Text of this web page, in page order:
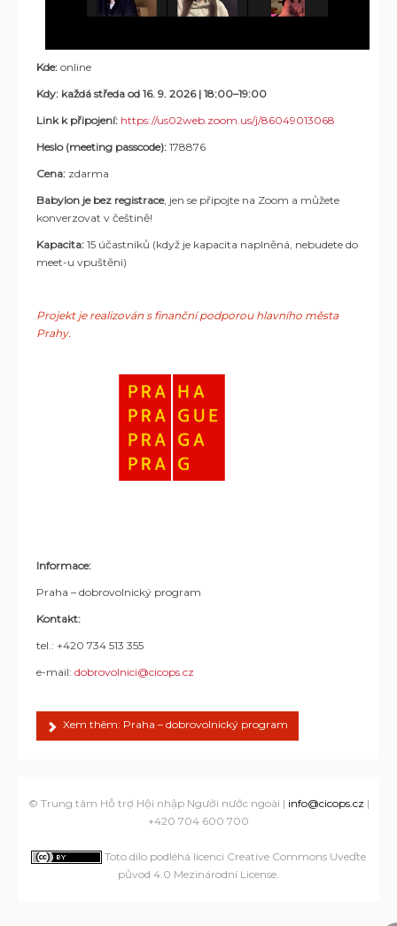
Kde: online
Kdy: každá středa od 16. 9. 2026 | 18:00–19:00
Link k připojení: https://us02web.zoom.us/j/86049013068
Heslo (meeting passcode): 178876
Cena: zdarma
Babylon je bez registrace, jen se připojte na Zoom a můžete
konverzovat v češtině!
Kapacita: 15 účastníků (když je kapacita naplněná, nebudete do
meet-u vpuštěni)
Projekt je realizován s finanční podporou hlavního města
Prahy.
Informace:
Praha – dobrovolnický program
Kontakt:
tel.: +420 734 513 355
e-mail: dobrovolnici@cicops.cz
Xem thêm: Praha – dobrovolnický program
© Trung tâm Hỗ trợ Hội nhập Người nước ngoài | info@cicops.cz |
+420 704 600 700
Toto dílo podléhá licenci Creative Commons Uveďte
původ 4.0 Mezinárodní License